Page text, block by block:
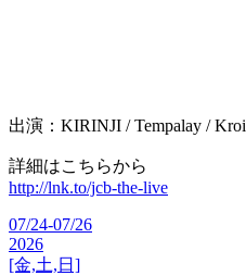
出演：KIRINJI / Tempalay / Kroi
詳細はこちらから
http://lnk.to/jcb-the-live
07/24-07/26
2026
[金,土,日]